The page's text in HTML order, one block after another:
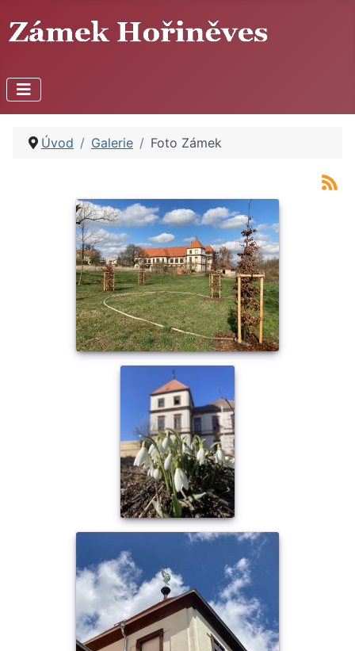
Úvod Galerie Foto Zámek